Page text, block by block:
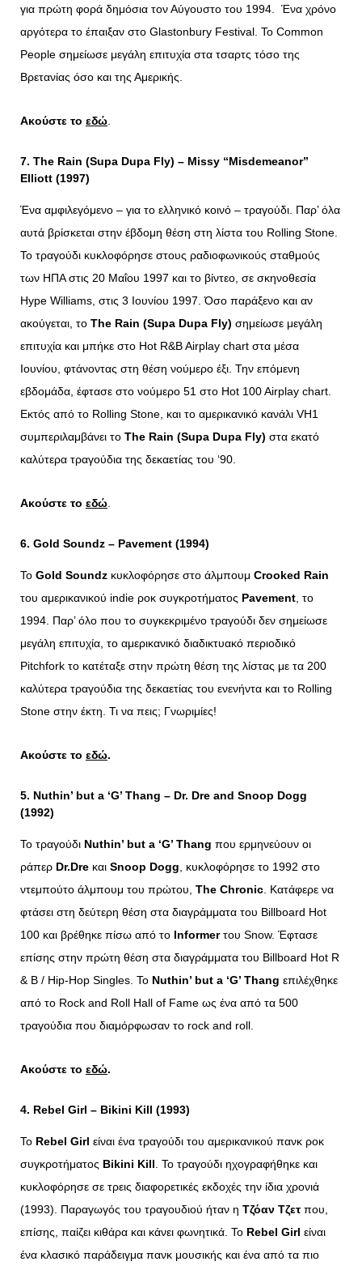
για πρώτη φορά δημόσια τον Αύγουστο του 1994. Ένα χρόνο
αργότερα το έπαιξαν στο Glastonbury Festival. Το Common
People σημείωσε μεγάλη επιτυχία στα τσαρτς τόσο της
Βρετανίας όσο και της Αμερικής.
Ακούστε το εδώ.
7. The Rain (Supa Dupa Fly) – Missy “Misdemeanor”
Elliott (1997)
Ένα αμφιλεγόμενο – για το ελληνικό κοινό – τραγούδι. Παρ’ όλα
αυτά βρίσκεται στην έβδομη θέση στη λίστα του Rolling Stone.
Το τραγούδι κυκλοφόρησε στους ραδιοφωνικούς σταθμούς
των ΗΠΑ στις 20 Μαΐου 1997 και το βίντεο, σε σκηνοθεσία
Hype Williams, στις 3 Ιουνίου 1997. Όσο παράξενο και αν
ακούγεται, το The Rain (Supa Dupa Fly) σημείωσε μεγάλη
επιτυχία και μπήκε στο Hot R&B Airplay chart στα μέσα
Ιουνίου, φτάνοντας στη θέση νούμερο έξι. Την επόμενη
εβδομάδα, έφτασε στο νούμερο 51 στο Hot 100 Airplay chart.
Εκτός από το Rolling Stone, και το αμερικανικό κανάλι VH1
συμπεριλαμβάνει το The Rain (Supa Dupa Fly) στα εκατό
καλύτερα τραγούδια της δεκαετίας του ‘90.
Ακούστε το εδώ.
6. Gold Soundz – Pavement (1994)
Το Gold Soundz κυκλοφόρησε στο άλμπουμ Crooked Rain
του αμερικανικού indie ροκ συγκροτήματος Pavement, το
1994. Παρ’ όλο που το συγκεκριμένο τραγούδι δεν σημείωσε
μεγάλη επιτυχία, το αμερικανικό διαδικτυακό περιοδικό
Pitchfork το κατέταξε στην πρώτη θέση της λίστας με τα 200
καλύτερα τραγούδια της δεκαετίας του ενενήντα και το Rolling
Stone στην έκτη. Τι να πεις; Γνωριμίες!
Ακούστε το εδώ.
5. Nuthin’ but a ‘G’ Thang – Dr. Dre and Snoop Dogg
(1992)
Το τραγούδι Nuthin’ but a ‘G’ Thang που ερμηνεύουν οι
ράπερ Dr.Dre και Snoop Dogg, κυκλοφόρησε το 1992 στο
ντεμπούτο άλμπουμ του πρώτου, The Chronic. Κατάφερε να
φτάσει στη δεύτερη θέση στα διαγράμματα του Billboard Hot
100 και βρέθηκε πίσω από το Informerτου Snow. Έφτασε
επίσης στην πρώτη θέση στα διαγράμματα του Billboard Hot R
& B / Hip-Hop Singles. To Nuthin’ but a ‘G’ Thang επιλέχθηκε
από το Rock and Roll Hall of Fame ως ένα από τα 500
τραγούδια που διαμόρφωσαν το rock and roll.
Ακούστε το εδώ.
4. Rebel Girl – Bikini Kill (1993)
Το Rebel Girl είναι ένα τραγούδι του αμερικανικού πανκ ροκ
συγκροτήματος Bikini Kill. Το τραγούδι ηχογραφήθηκε και
κυκλοφόρησε σε τρεις διαφορετικές εκδοχές την ίδια χρονιά
(1993). Παραγωγός του τραγουδιού ήταν η Τζόαν Τζετ που,
επίσης, παίζει κιθάρα και κάνει φωνητικά. Το Rebel Girl είναι
ένα κλασικό παράδειγμα πανκ μουσικής και ένα από τα πιο